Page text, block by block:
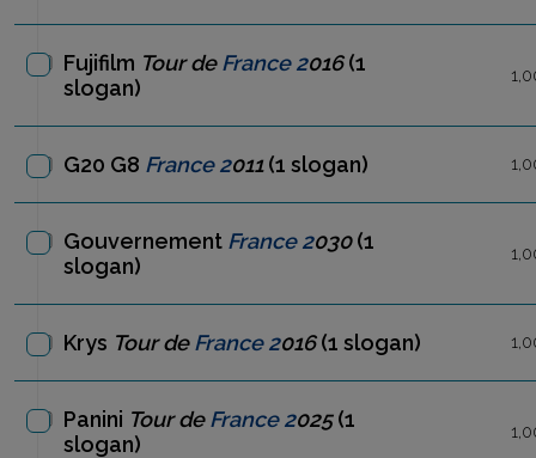
Fujifilm Tour deFrance 2016(1
slogan)
G20 G8 France 2011(1 slogan)
Gouvernement France 2030(1
slogan)
Krys Tour deFrance 2016(1 slogan)
Panini Tour deFrance 2025(1
slogan)